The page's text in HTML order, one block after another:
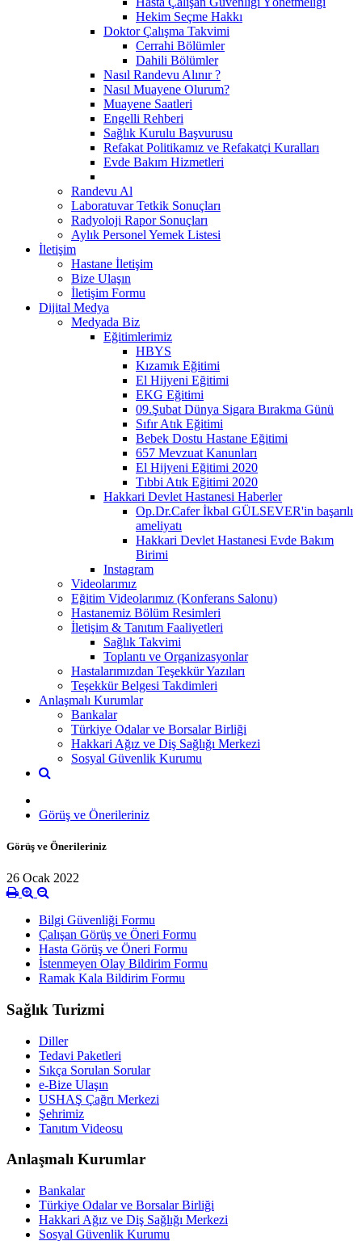
Hekim Seçme Hakkı
Doktor Çalışma Takvimi
Cerrahi Bölümler
Dahili Bölümler
Nasıl Randevu Alınır ?
Nasıl Muayene Olurum?
Muayene Saatleri
Engelli Rehberi
Sağlık Kurulu Başvurusu
Refakat Politikamız ve Refakatçi Kuralları
Evde Bakım Hizmetleri
Randevu Al
Laboratuvar Tetkik Sonuçları
Radyoloji Rapor Sonuçları
Aylık Personel Yemek Listesi
İletişim
Hastane İletişim
Bize Ulaşın
İletişim Formu
Dijital Medya
Medyada Biz
Eğitimlerimiz
HBYS
Kızamık Eğitimi
El Hijyeni Eğitimi
EKG Eğitimi
09.Şubat Dünya Sigara Bırakma Günü
Sıfır Atık Eğitimi
Bebek Dostu Hastane Eğitimi
657 Mevzuat Kanunları
El Hijyeni Eğitimi 2020
Tıbbi Atık Eğitimi 2020
Hakkari Devlet Hastanesi Haberler
Op.Dr.Cafer İkbal GÜLSEVER'in başarılı
ameliyatı
Hakkari Devlet Hastanesi Evde Bakım
Birimi
Instagram
Videolarımız
Eğitim Videolarımız (Konferans Salonu)
Hastanemiz Bölüm Resimleri
İletişim & Tanıtım Faaliyetleri
Sağlık Takvimi
Toplantı ve Organizasyonlar
Hastalarımızdan Teşekkür Yazıları
Teşekkür Belgesi Takdimleri
Anlaşmalı Kurumlar
Bankalar
Türkiye Odalar ve Borsalar Birliği
Hakkari Ağız ve Diş Sağlığı Merkezi
Sosyal Güvenlik Kurumu
Görüş ve Önerileriniz
Görüş ve Önerileriniz
26 Ocak 2022
Bilgi Güvenliği Formu
Çalışan Görüş ve Öneri Formu
Hasta Görüş ve Öneri Formu
İstenmeyen Olay Bildirim Formu
Ramak Kala Bildirim Formu
Sağlık Turizmi
Diller
Tedavi Paketleri
Sıkça Sorulan Sorular
e-Bize Ulaşın
USHAŞ Çağrı Merkezi
Şehrimiz
Tanıtım Videosu
Anlaşmalı Kurumlar
Bankalar
Türkiye Odalar ve Borsalar Birliği
Hakkari Ağız ve Diş Sağlığı Merkezi
Sosyal Güvenlik Kurumu